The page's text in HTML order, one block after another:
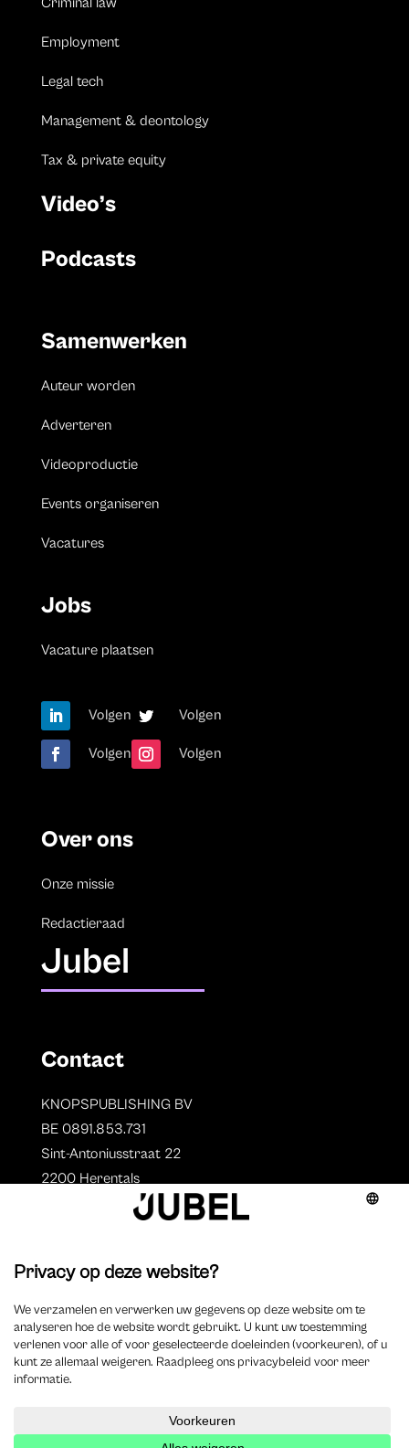
Employment
Legal tech
Management & deontology
Tax & private equity
Video’s
Podcasts
Samenwerken
Auteur worden
Adverteren
Videoproductie
Events organiseren
Vacatures
Jobs
Vacature plaatsen
Volgen Volgen
Volgen Volgen
Over ons
Onze missie
Redactieraad
Jubel
Contact
KNOPSPUBLISHING BV
BE 0891.853.731
Sint-Antoniusstraat 22
2200 Herentals
Auteurs
Overzicht auteurs
Auteur worden?